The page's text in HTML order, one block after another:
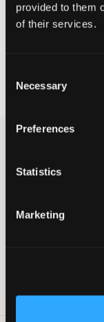
provided to them
of their services.
Selection
Necessary
Preferences
Statistics
Marketing
Gratis verzending
Lichtgroene
voorkeur met een
Elastiek
SKU:112831-008